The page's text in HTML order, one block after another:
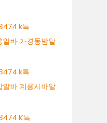
k톡
바 가경동밤알
k톡
바 계룡시바알
K톡